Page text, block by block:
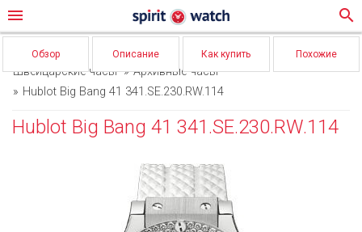
menu search
Обзор Описание Как купить Похожие
Швейцарские часы
Архивные часы
Hublot Big Bang 41 341.SE.230.RW.114
Hublot Big Bang 41 341.SE.230.RW.114